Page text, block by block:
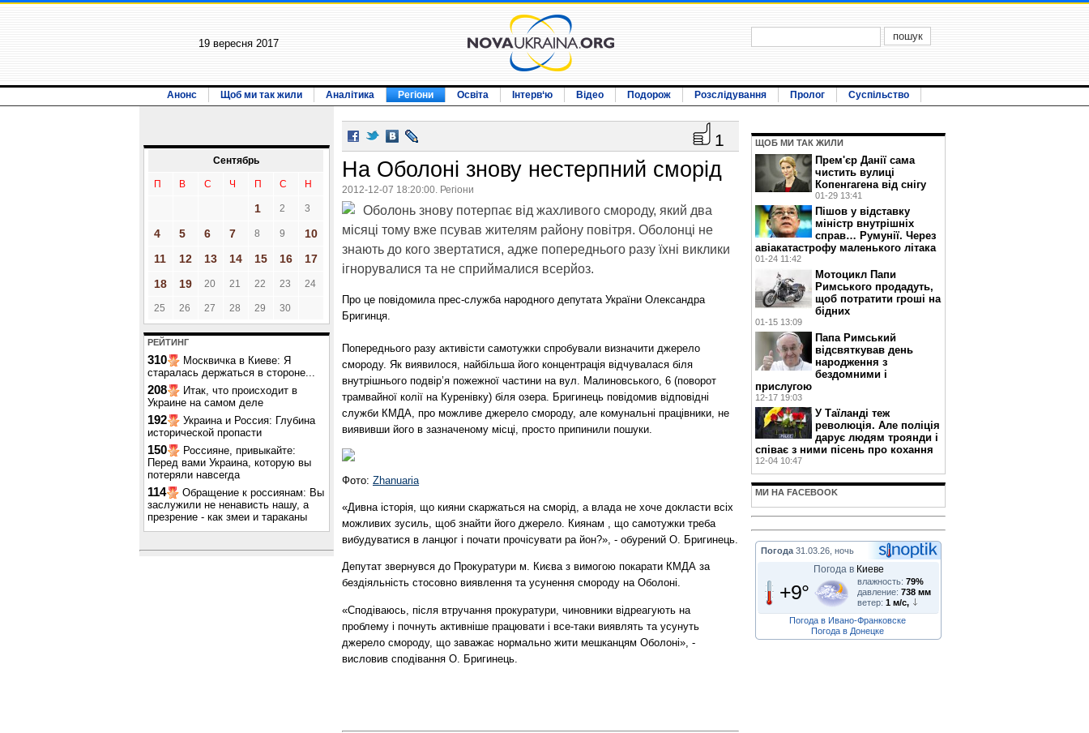
19 вересня 2017
Анонс Щоб ми так жили Аналітика Регіони Освіта Інтерв‘ю Відео Подорож Розслідування Пролог Суспільство
Сентябрь
П В С Ч П С Н
1 2 3
4 5 6 7 8 9
10
11
12 13 14 15 16
17
18
19 20 21 22 23 24
25 26 27 28 29 30
РЕЙТИНГ
310
Москвичка в Киеве: Я
старалась держаться в стороне...
208
Итак, что происходит в
Украине на самом деле
192
Украина и Россия: Глубина
исторической пропасти
150
Россияне, привыкайте:
Перед вами Украина, которую вы
потеряли навсегда
114
Обращение к россиянам: Вы
заслужили не ненависть нашу, а
презрение - как змеи и тараканы
1
На Оболоні знову нестерпний сморід
2012-12-07 18:20:00. Регіони
Оболонь знову потерпає від жахливого смороду, який два
місяці тому вже псував жителям району повітря. Оболонці не
знають до кого звертатися, адже попереднього разу їхні виклики
ігнорувалися та не сприймалися всерйоз.
Про це повідомила прес-служба народного депутата України Олександра
Бригинця.
Попереднього разу активісти самотужки спробували визначити джерело
смороду. Як виявилося, найбільша його концентрація відчувалася біля
внутрішнього подвір’я пожежної частини на вул. Малиновського, 6 (поворот
трамвайної колії на Куренівку) біля озера. Бригинець повідомив відповідні
служби КМДА, про можливе джерело смороду, але комунальні працівники, не
виявивши його в зазначеному місці, просто припинили пошуки.
Фото: Zhanuaria
«Дивна історія, що кияни скаржаться на сморід, а влада не хоче докласти всіх
можливих зусиль, щоб знайти його джерело. Киянам , що самотужки треба
вибудуватися в ланцюг і почати прочісувати ра йон?», - обурений О. Бригинець.
Депутат звернувся до Прокуратури м. Києва з вимогою покарати КМДА за
бездіяльність стосовно виявлення та усунення смороду на Оболоні.
«Сподіваюсь, після втручання прокуратури, чиновники відреагують на
проблему і почнуть активніше працювати і все-таки виявлять та усунуть
джерело смороду, що заважає нормально жити мешканцям Оболоні», -
висловив сподівання О. Бригинець.
ЩОБ МИ ТАК ЖИЛИ
Прем'єр Данії сама
чистить вулиці
Копенгагена від снігу
01-29 13:41
Пішов у відставку
міністр внутрішніх
справ… Румунії. Через
авіакатастрофу маленького літака
01-24 11:42
Мотоцикл Папи
Римського продадуть,
щоб потратити гроші на
бідних
01-15 13:09
Папа Римський
відсвяткував день
народження з
бездомними і
прислугою
12-17 19:03
У Таїланді теж
революція. Але поліція
дарує людям троянди і
співає з ними пісень про кохання
12-04 10:47
МИ НА FACEBOOK
Погода 31.03.26, ночь
Погода в Киеве
+9° влажность: 79%
давление: 738 мм
ветер: 1 м/с,
Погода в Ивано-Франковске
Погода в Донецке